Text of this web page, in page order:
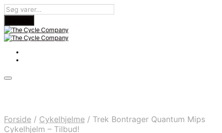
Forside / Cykelhjelme / Trek Bontrager Quantum Mips
Cykelhjelm – Tilbud!